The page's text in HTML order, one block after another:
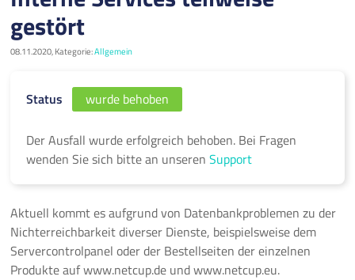
gestört
08.11.2020, Kategorie:Allgemein
Status wurde behoben
Der Ausfall wurde erfolgreich behoben. Bei Fragen
wenden Sie sich bitte an unseren Support
Aktuell kommt es aufgrund von Datenbankproblemen zu der
Nichterreichbarkeit diverser Dienste, beispielsweise dem
Servercontrolpanel oder der Bestellseiten der einzelnen
Produkte auf www.netcup.de und www.netcup.eu.